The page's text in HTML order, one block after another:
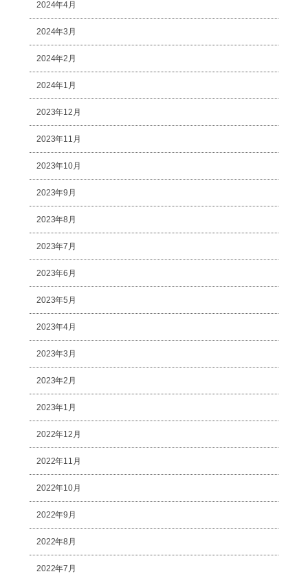
2024年4月
2024年3月
2024年2月
2024年1月
2023年12月
2023年11月
2023年10月
2023年9月
2023年8月
2023年7月
2023年6月
2023年5月
2023年4月
2023年3月
2023年2月
2023年1月
2022年12月
2022年11月
2022年10月
2022年9月
2022年8月
2022年7月